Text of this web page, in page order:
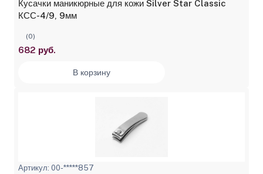
Кусачки маникюрные для кожи Silver Star Classic
КСС-4/9, 9мм
(0)
682 руб.
В корзину
Артикул: 00-*****857